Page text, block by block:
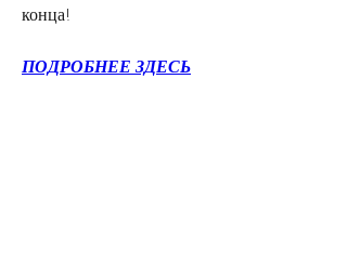
конца!
ПОДРОБНЕЕ ЗДЕСЬ